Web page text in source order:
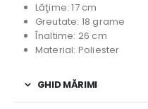
Lăţime: 17 cm
Greutate: 18 grame
Înaltime: 26 cm
Material: Poliester
GHID MĂRIMI